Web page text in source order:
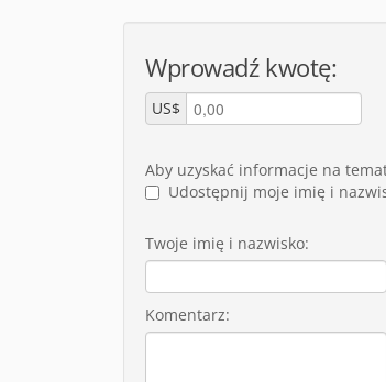
Wprowadź kwotę:
US$
Aby uzyskać informacje na
Udostępnij moje imię i
Twoje imię i nazwisko:
Komentarz: